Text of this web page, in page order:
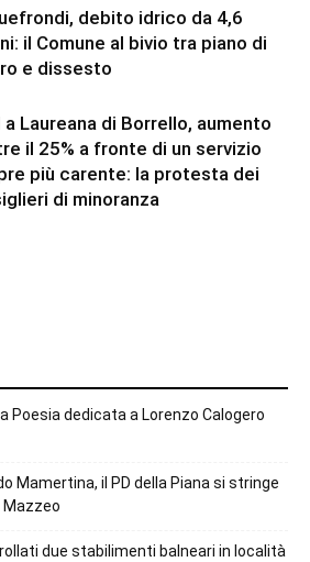
debito idrico da 4,6
il Comune al bivio tra piano di
e dissesto
a Laureana di Borrello, aumento
il 25% a fronte di un servizio
più carente: la protesta dei
di minoranza
Poesia dedicata a Lorenzo Calogero
Mamertina, il PD della Piana si stringe
due stabilimenti balneari in località